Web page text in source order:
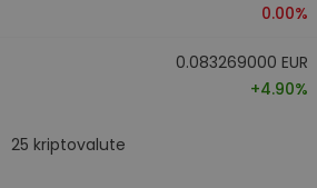
0.00%
0.083269000 EUR
+4.90%
25 kriptovalute